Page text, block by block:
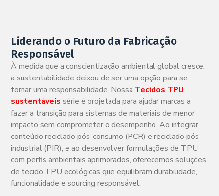
Liderando o Futuro da Fabricação
Responsável
À medida que a conscientização ambiental global cresce,
a sustentabilidade deixou de ser uma opção para se
tornar uma responsabilidade. Nossa Tecidos TPU
sustentáveis série é projetada para ajudar marcas a
fazer a transição para sistemas de materiais de menor
impacto sem comprometer o desempenho. Ao integrar
conteúdo reciclado pós-consumo (PCR) e reciclado pós-
industrial (PIR), e ao desenvolver formulações de TPU
com perfis ambientais aprimorados, oferecemos soluções
de tecido TPU ecológicas que equilibram durabilidade,
funcionalidade e sourcing responsável.